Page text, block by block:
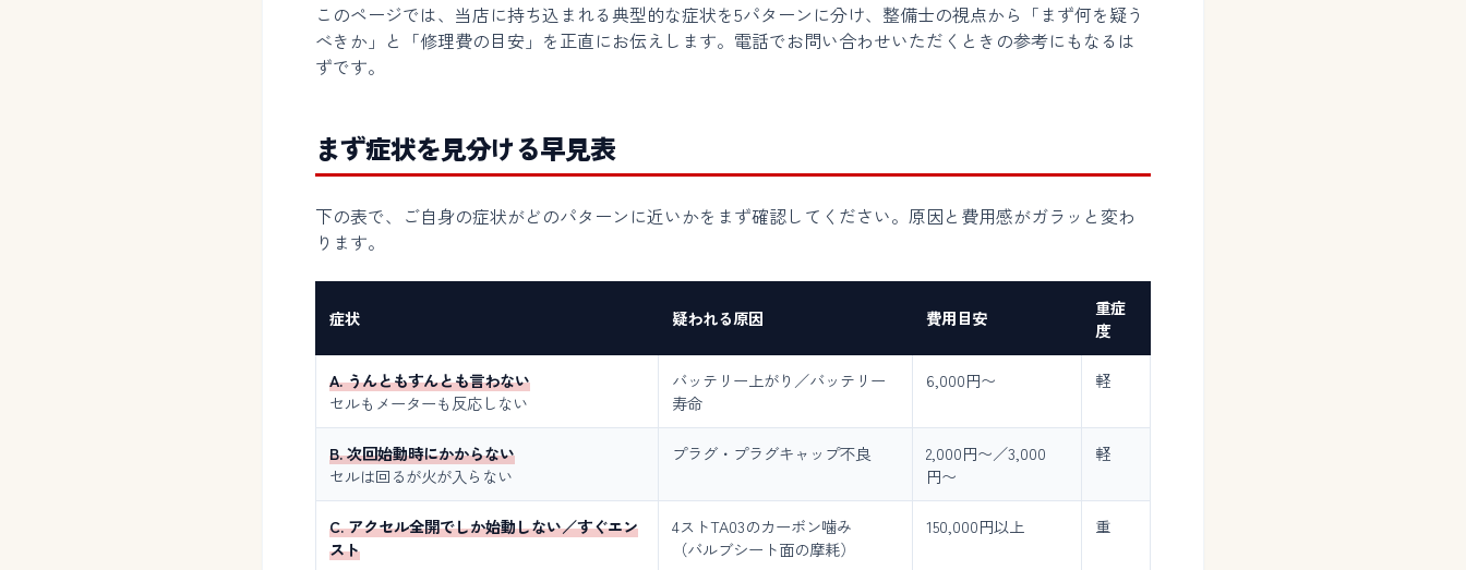
このページでは、当店に持ち込まれる典型的な症状を5パターンに分け、整備士の視点から「まず何を疑う
べきか」と「修理費の目安」を正直にお伝えします。電話でお問い合わせいただくときの参考にもなるは
ずです。
まず症状を見分ける早見表
下の表で、ご自身の症状がどのパターンに近いかをまず確認してください。原因と費用感がガラッと変わ
ります。
症状 疑われる原因 費用目安
重症
度
A. うんともすんとも言わない
セルもメーターも反応しない
バッテリー上がり／バッテリー
寿命
6,000円〜 軽
B. 次回始動時にかからない
セルは回るが火が入らない
プラグ・プラグキャップ不良
2,000円〜／3,000
円〜
軽
C. アクセル全開でしか始動しない／すぐエン
スト
4ストTA03のカーボン噛み
（バルブシート面の摩耗）
150,000円以上 重